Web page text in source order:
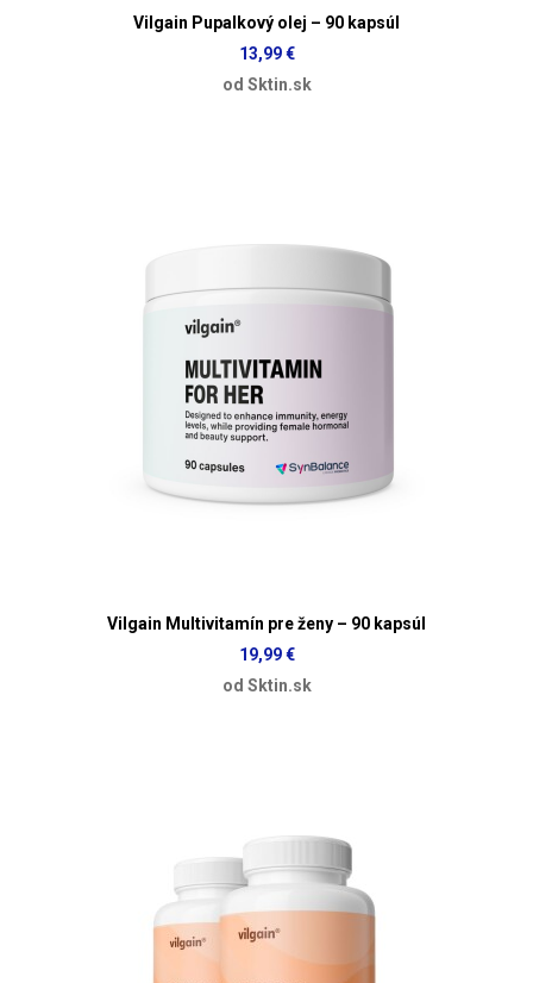
Vilgain Pupalkový olej – 90 kapsúl
13,99 €
od Sktin.sk
Vilgain Multivitamín pre ženy – 90 kapsúl
19,99 €
od Sktin.sk